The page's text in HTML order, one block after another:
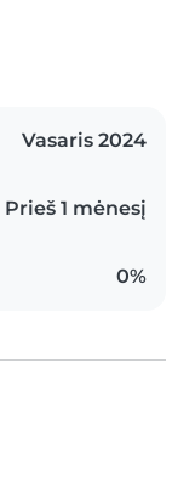
Vasaris 2024
Prieš 1 mėnesį
0%